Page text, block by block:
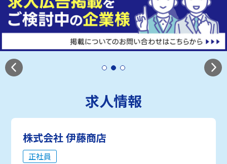
求人情報
株式会社 伊藤商店
正社員